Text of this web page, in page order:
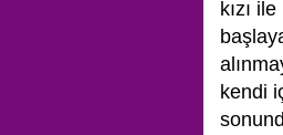
kızı
kendi